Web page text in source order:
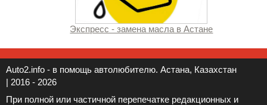
Экспресс - замена масла в Астане
Auto2.info - в помощь автолюбителю. Астана, Казахстан
| 2016 - 2026
При полной или частичной перепечатке редакционных и